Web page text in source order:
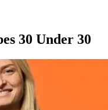
30 Under 30